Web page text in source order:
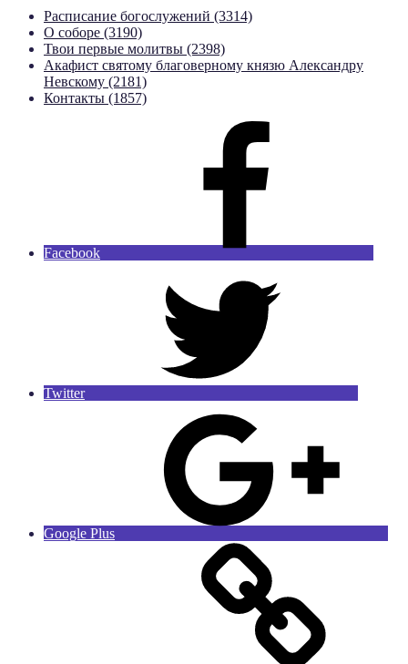
Расписание богослужений (3314)
О соборе (3190)
Твои первые молитвы (2398)
Акафист святому благоверному князю Александру
Невскому (2181)
Контакты (1857)
Facebook
Twitter
Google Plus